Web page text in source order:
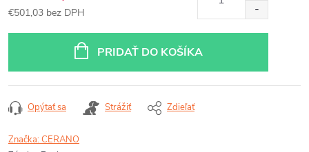
€501,03 bez DPH
PRIDAŤ DO KOŠÍKA
Opýtať sa Strážiť Zdieľať
Značka:CERANO